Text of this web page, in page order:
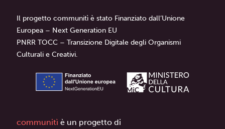
Il progetto communitì è stato Finanziato dall’Unione
Europea – Next Generation EU
PNRR TOCC – Transizione Digitale degli Organismi
Culturali e Creativi.
communitì è un progetto di